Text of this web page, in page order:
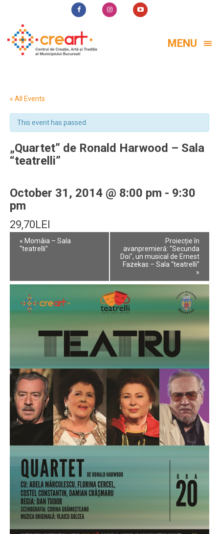
MENU
« All Events
This event has passed.
„Quartet” de Ronald Harwood – Sala
“teatrelli”
October 31, 2014 @ 8:00 pm - 9:30
pm
29,70LEI
Event
Navigation
« Momâia – Sala
“teatrelli”
Proiecție în
avanpremieră: "Secunda
Doi", un musical de Ernest
Fazekas – Sala “teatrelli”
»